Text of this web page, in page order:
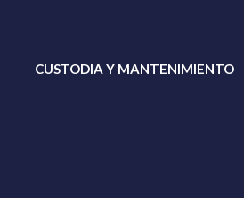
CUSTODIA Y MANTENIMIENTO